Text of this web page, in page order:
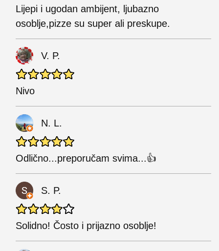
Lijepi i ugodan ambijent, ljubazno
osoblje,pizze su super ali preskupe.
V. P.
Nivo
N. L.
Odlično...preporučam svima...👍
S. P.
Solidno! Čosto i prijazno osoblje!